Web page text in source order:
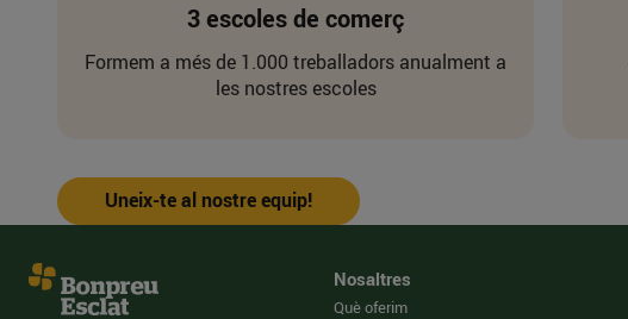
3 escoles de comerç
Formem a més de 1.000 treballadors anualment a
les nostres escoles
Uneix-te al nostre equip!
Nosaltres
Què oferim